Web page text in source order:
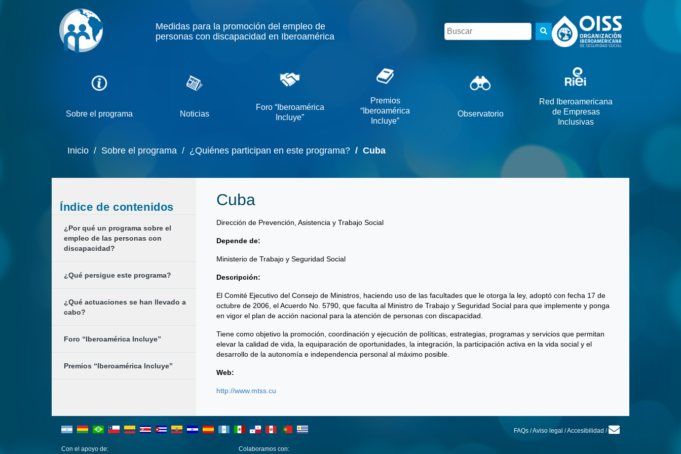
Medidas para la promoción del empleo de
personas con discapacidad en Iberoamérica
Buscar
Sobre el programa Noticias
Foro “Iberoamérica
Incluye”
Premios
“Iberoamérica
Incluye”
Observatorio
Red Iberoamericana
de Empresas
Inclusivas
Inicio / Sobre el programa / ¿Quiénes participan en este programa? / Cuba
Índice de contenidos
¿Por qué un programa sobre el
empleo de las personas con
discapacidad?
¿Qué persigue este programa?
¿Qué actuaciones se han llevado a
cabo?
Foro “Iberoamérica Incluye”
Premios “Iberoamérica Incluye”
Cuba
Dirección de Prevención, Asistencia y Trabajo Social
Depende de:
Ministerio de Trabajo y Seguridad Social
Descripción:
El Comité Ejecutivo del Consejo de Ministros, haciendo uso de las facultades que le otorga la ley, adoptó con fecha 17 de
octubre de 2006, el Acuerdo No. 5790, que faculta al Ministro de Trabajo y Seguridad Social para que implemente y ponga
en vigor el plan de acción nacional para la atención de personas con discapacidad.
Tiene como objetivo la promoción, coordinación y ejecución de políticas, estrategias, programas y servicios que permitan
elevar la calidad de vida, la equiparación de oportunidades, la integración, la participación activa en la vida social y el
desarrollo de la autonomía e independencia personal al máximo posible.
Web:
http://www.mtss.cu
FAQs/Aviso legal /Accesibilidad /
Con el apoyo de: Colaboramos con: